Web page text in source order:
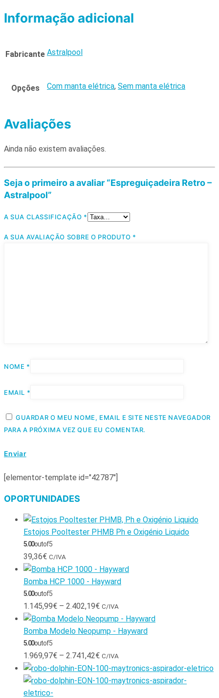
Informação adicional
Fabricante Astralpool
Opções Com manta elétrica, Sem manta elétrica
Avaliações
Ainda não existem avaliações.
Seja o primeiro a avaliar “Espreguiçadeira Retro –
Astralpool”
A SUA CLASSIFICAÇÃO *
A SUA AVALIAÇÃO SOBRE O PRODUTO *
NOME *
EMAIL *
GUARDAR O MEU NOME, EMAIL E SITE NESTE NAVEGADOR
PARA A PRÓXIMA VEZ QUE EU COMENTAR.
[elementor-template id="42787"]
OPORTUNIDADES
Estojos Pooltester PHMB Ph e Oxigénio Liquido
5.00out of 5
39,36€ C/IVA
Bomba HCP 1000 - Hayward
5.00out of 5
1.145,99€ – 2.402,19€ C/IVA
Bomba Modelo Neopump - Hayward
5.00out of 5
1.969,97€ – 2.741,42€ C/IVA